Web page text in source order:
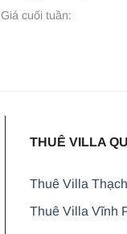
Giá cuối tuần:
THUÊ VILLA
Thuê Villa
Thuê Villa Vĩnh